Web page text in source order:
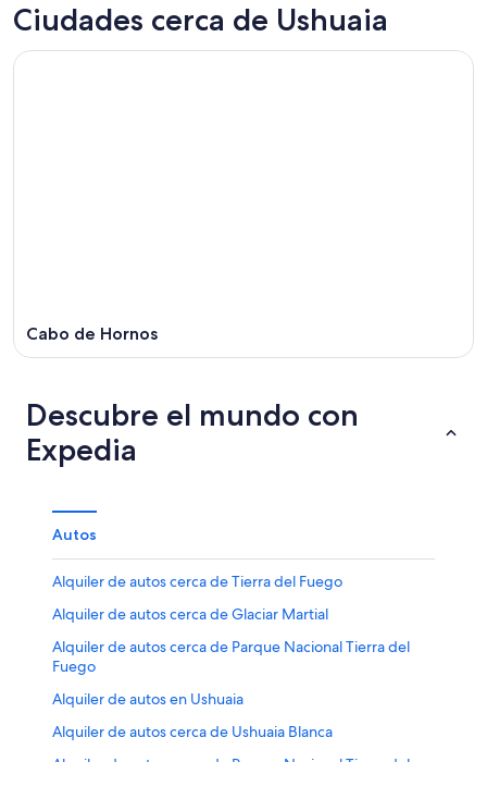
Ciudades cerca de Ushuaia
Cabo de Hornos
Descubre el mundo con
Expedia
Autos
Alquiler de autos cerca de Tierra del Fuego
Alquiler de autos cerca de Glaciar Martial
Alquiler de autos cerca de Parque Nacional Tierra del
Fuego
Alquiler de autos en Ushuaia
Alquiler de autos cerca de Ushuaia Blanca
Alquiler de autos cerca de Parque Nacional Tierra del